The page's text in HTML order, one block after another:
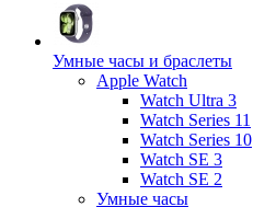
Умные часы и браслеты
Apple Watch
Watch Ultra 3
Watch Series 11
Watch Series 10
Watch SE 3
Watch SE 2
Умные часы